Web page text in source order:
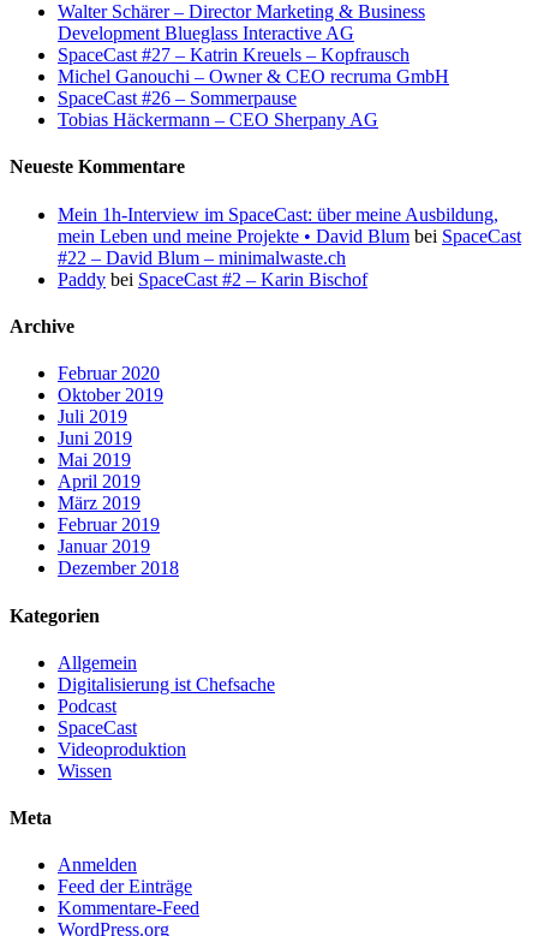
Walter Schärer – Director Marketing & Business
Development Blueglass Interactive AG
SpaceCast #27 – Katrin Kreuels – Kopfrausch
Michel Ganouchi – Owner & CEO recruma GmbH
SpaceCast #26 – Sommerpause
Tobias Häckermann – CEO Sherpany AG
Neueste Kommentare
Mein 1h-Interview im SpaceCast: über meine Ausbildung,
mein Leben und meine Projekte • David Blum bei SpaceCast
#22 – David Blum – minimalwaste.ch
Paddy bei SpaceCast #2 – Karin Bischof
Archive
Februar 2020
Oktober 2019
Juli 2019
Juni 2019
Mai 2019
April 2019
März 2019
Februar 2019
Januar 2019
Dezember 2018
Kategorien
Allgemein
Digitalisierung ist Chefsache
Podcast
SpaceCast
Videoproduktion
Wissen
Meta
Anmelden
Feed der Einträge
Kommentare-Feed
WordPress.org